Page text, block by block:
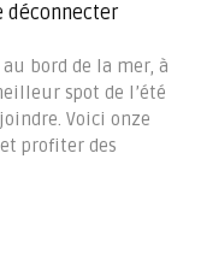
déconnecter
bord de la mer, à
spot de l’été
Voici onze
profiter des